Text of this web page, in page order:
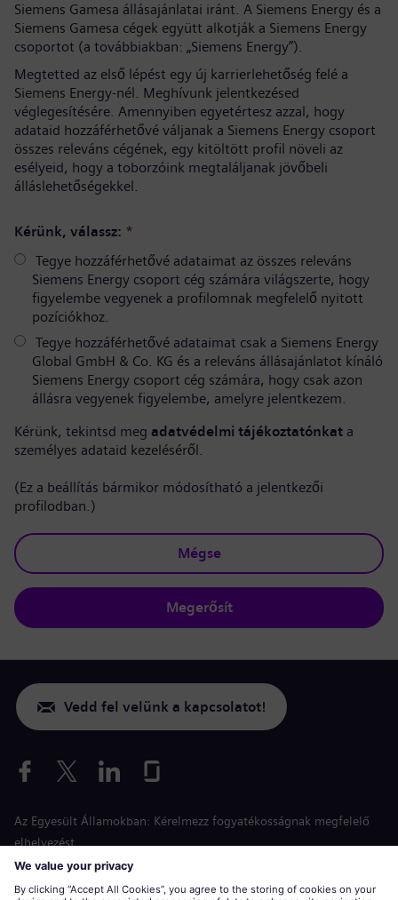
Siemens Gamesa állásajánlatai iránt. A Siemens Energy és a
Siemens Gamesa cégek együtt alkotják a Siemens Energy
csoportot (a továbbiakban: „Siemens Energy”).
Megtetted az első lépést egy új karrierlehetőség felé a
Siemens Energy-nél. Meghívunk jelentkezésed
véglegesítésére. Amennyiben egyetértesz azzal, hogy
adataid hozzáférhetővé váljanak a Siemens Energy csoport
összes releváns cégének, egy kitöltött profil növeli az
esélyeid, hogy a toborzóink megtaláljanak jövőbeli
álláslehetőségekkel.
Kérünk, válassz: *
Tegye hozzáférhetővé adataimat az összes releváns
Siemens Energy csoport cég számára világszerte, hogy
figyelembe vegyenek a profilomnak megfelelő nyitott
pozíciókhoz.
Tegye hozzáférhetővé adataimat csak a Siemens Energy
Global GmbH & Co. KG és a releváns állásajánlatot kínáló
Siemens Energy csoport cég számára, hogy csak azon
állásra vegyenek figyelembe, amelyre jelentkezem.
Kérünk, tekintsd meg adatvédelmi tájékoztatónkat a
személyes adataid kezeléséről.
(Ez a beállítás bármikor módosítható a jelentkezői
profilodban.)
Mégse
Megerősít
Vedd fel velünk a kapcsolatot!
Az Egyesült Államokban: Kérelmezz fogyatékosságnak megfelelő
elhelyezést
Esélyegyenlőség a jelentkezés során
siemens-energy.comGlobális weboldal